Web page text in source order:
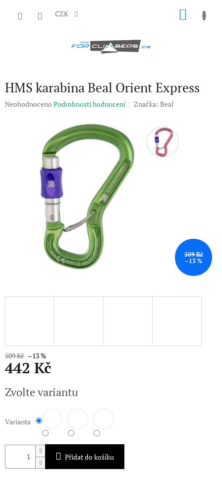
CZK
HMS karabina Beal Orient Express
Průměrné
Neohodnoceno Podrobnosti hodnocení Značka: Beal
509 Kč
–13 %
509 Kč –13 %
442 Kč
cena:
Zvolte variantu
Varianta
Přidat do košíku